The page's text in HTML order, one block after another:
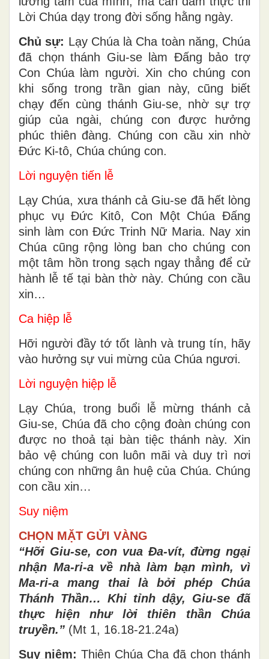
Lời Chúa dạy trong đời sống hằng ngày.
Chủ sự: Lạy Chúa là Cha toàn năng, Chúa
đã chọn thánh Giu-se làm Đấng bảo trợ
Con Chúa làm người. Xin cho chúng con
khi sống trong trần gian này, cũng biết
chạy đến cùng thánh Giu-se, nhờ sự trợ
giúp của ngài, chúng con được hưởng
phúc thiên đàng. Chúng con cầu xin nhờ
Đức Ki-tô, Chúa chúng con.
Lời nguyện tiến lễ
Lạy Chúa, xưa thánh cả Giu-se đã hết lòng
phục vụ Ðức Kitô, Con Một Chúa Ðấng
sinh làm con Ðức Trinh Nữ Maria. Nay xin
Chúa cũng rộng lòng ban cho chúng con
một tâm hồn trong sạch ngay thẳng để cử
hành lễ tế tại bàn thờ này. Chúng con cầu
xin…
Ca hiệp lễ
Hỡi người đầy tớ tốt lành và trung tín, hãy
vào hưởng sự vui mừng của Chúa ngươi.
Lời nguyện hiệp lễ
Lạy Chúa, trong buổi lễ mừng thánh cả
Giu-se, Chúa đã cho cộng đoàn chúng con
được no thoả tại bàn tiệc thánh này. Xin
bảo vệ chúng con luôn mãi và duy trì nơi
chúng con những ân huệ của Chúa. Chúng
con cầu xin…
Suy niệm
CHỌN MẶT GỬI VÀNG
“Hỡi Giu-se, con vua Đa-vít, đừng ngại
nhận Ma-ri-a về nhà làm bạn mình, vì
Ma-ri-a mang thai là bởi phép Chúa
Thánh Thần… Khi tỉnh dậy, Giu-se đã
thực hiện như lời thiên thần Chúa
truyền.” (Mt 1, 16.18-21.24a)
Suy niệm: Thiên Chúa Cha đã chọn thánh